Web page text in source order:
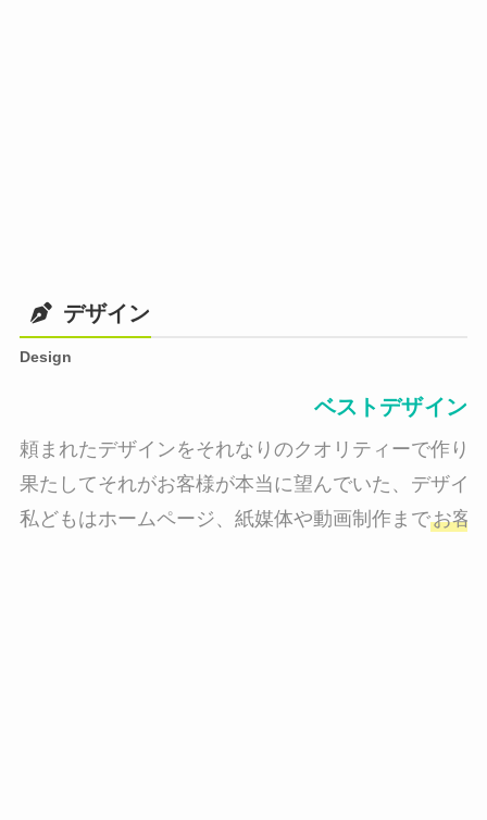
デザイン
Design
ベストデザイン
頼まれたデザインをそれなりのクオリティーで作り
果たしてそれがお客様が本当に望んでいた、デザイ
私どもはホームページ、紙媒体や動画制作までお客